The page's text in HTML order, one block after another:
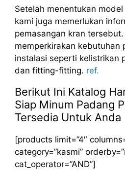
Setelah menentukan
kami juga memerlukan
pemasangan kran
memperkirakan kebutuhan
instalasi seperti kelistrikan
dan fitting-fitting. ref.
Berikut Ini Katalog
Siap Minum Padang
Tersedia Untuk Anda
[products limit=”4″
category=”kasmi”
cat_operator=”AND”]